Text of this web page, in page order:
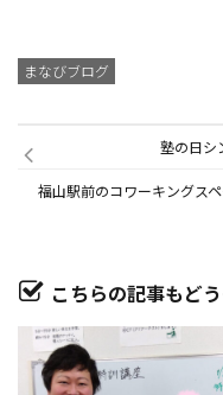
まなびブログ
塾の日シ
福山駅前のコワーキングス
こちらの記事もど